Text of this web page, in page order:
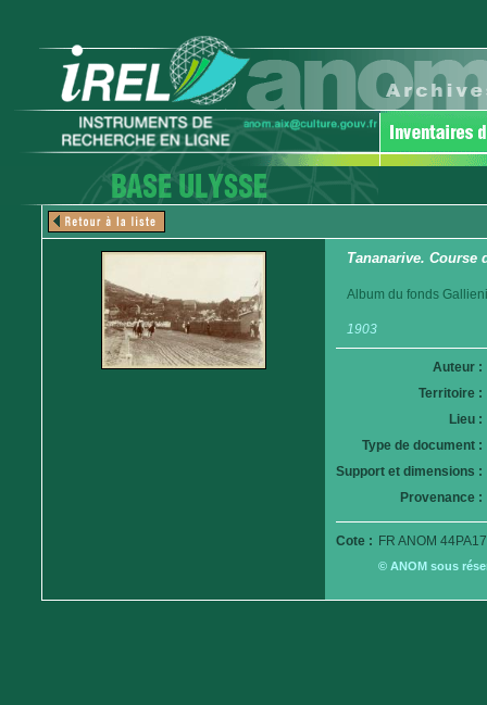
Tananarive. Course
Album du fonds
1903
Auteur :
Territoire :
Lieu :
Type de document :
Support et dimensions :
Provenance :
Cote : FR ANOM
© ANOM sous